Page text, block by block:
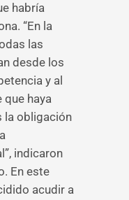
habría
“En la
las
desde los
y al
haya
la obligación
indicaron
En este
acudir a